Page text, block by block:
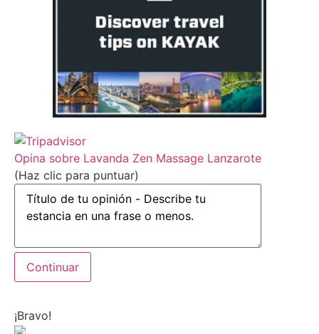
Opina sobre Lavanda Zen Massage Lanzarote
(Haz clic para puntuar)
¡Bravo!